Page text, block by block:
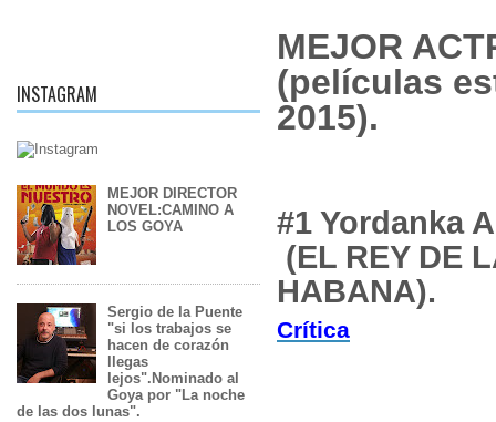
INSTAGRAM
MEJOR DIRECTOR
NOVEL:CAMINO A
LOS GOYA
Sergio de la Puente
"si los trabajos se
hacen de corazón
llegas
lejos".Nominado al
Goya por "La noche
de las dos lunas".
MEJOR
(películas
2015).
#1 Yordanka
(EL REY DE
HABANA).
Crítica